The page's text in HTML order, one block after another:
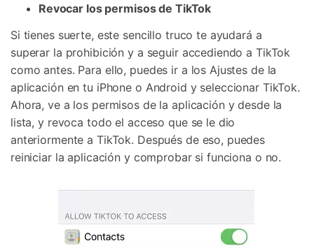
Revocar los permisos de TikTok
Si tienes suerte, este sencillo truco te ayudará a
superar la prohibición y a seguir accediendo a TikTok
como antes. Para ello, puedes ir a los Ajustes de la
aplicación en tu iPhone o Android y seleccionar TikTok.
Ahora, ve a los permisos de la aplicación y desde la
lista, y revoca todo el acceso que se le dio
anteriormente a TikTok. Después de eso, puedes
reiniciar la aplicación y comprobar si funciona o no.